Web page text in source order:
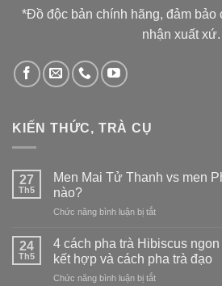
*Đồ độc bản chính hãng, đảm
nhận xuất xứ.
KIẾN THỨC, TRÀ CỤ
27
Th5
Men Mai Tử Thanh vs men
nào?
Chức năng bình luận bị tắtở
Mai
Tử
Thanh
vs
24
Th5
4 cách pha trà Hibiscus
kết hợp và cách pha trà đạo
Chức năng bình luận bị tắtở